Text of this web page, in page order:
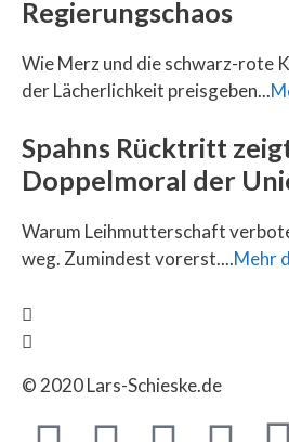
Regierungschaos
Wie Merz und die schwarz-rote
der Lächerlichkeit preisgeben...
Spahns Rücktritt
Doppelmoral der
Warum Leihmutterschaft
weg. Zumindest vorerst....Mehr
© 2020 Lars-Schieske.de